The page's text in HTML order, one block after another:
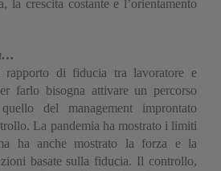
la crescita costante e l’orientamento
rapporto di fiducia tra lavoratore e
farlo bisogna attivare un percorso
del management improntato
La pandemia ha mostrato i limiti
ha anche mostrato la forza e la
basate sulla fiducia. Il controllo,